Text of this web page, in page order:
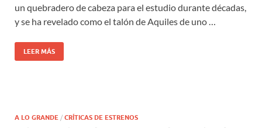
un quebradero de cabeza para el estudio durante décadas,
y se ha revelado como el talón de Aquiles de uno …
LEER MÁS
A LO GRANDE / CRÍTICAS DE ESTRENOS